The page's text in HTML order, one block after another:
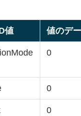
値 値のデ
0
0
0